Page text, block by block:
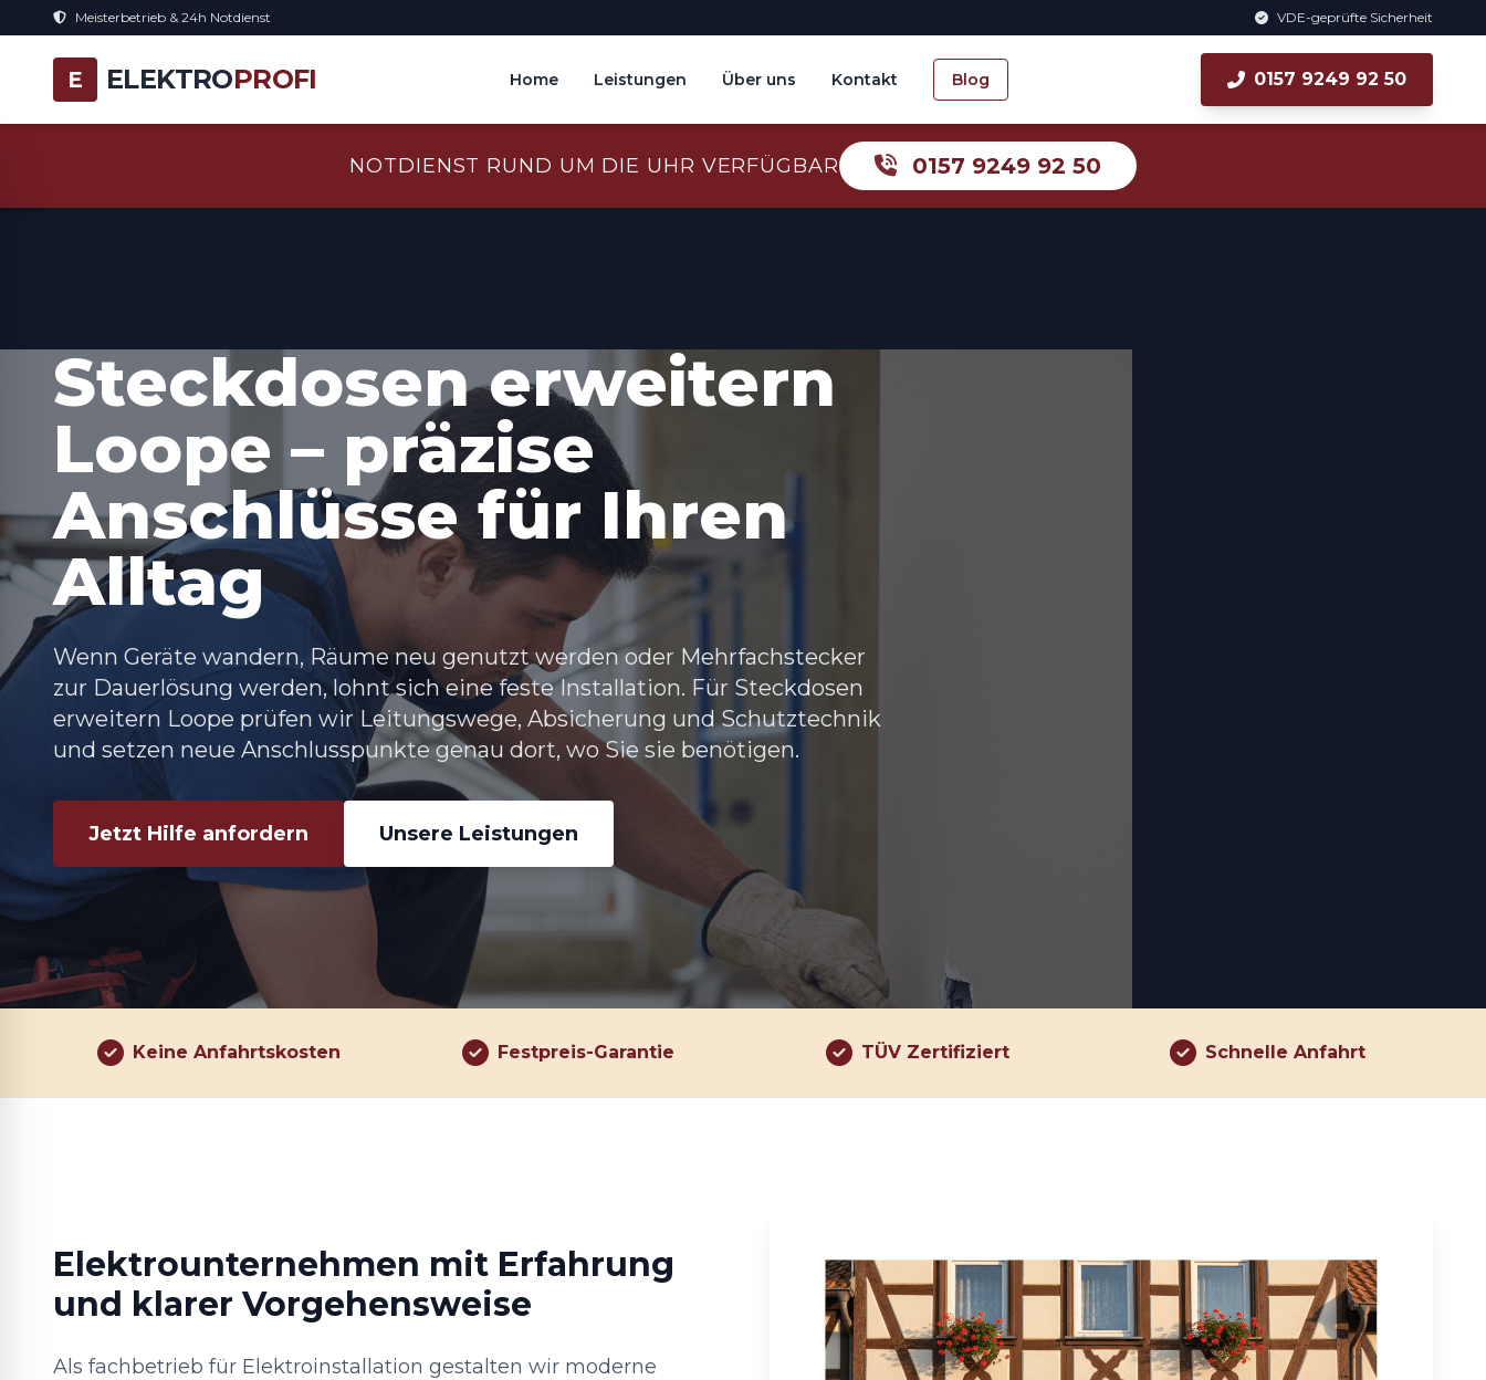
Meisterbetrieb & 24h Notdienst VDE-geprüfte Sicherheit
E ELEKTROPROFI Home Leistungen Über uns Kontakt Blog 0157 9249 92 50
NOTDIENST RUND UM DIE UHR VERFÜGBAR 0157 9249 92 50
Steckdosen erweitern
Loope – präzise
Anschlüsse für Ihren
Alltag
Wenn Geräte wandern, Räume neu genutzt werden oder Mehrfachstecker
zur Dauerlösung werden, lohnt sich eine feste Installation. Für Steckdosen
erweitern Loope prüfen wir Leitungswege, Absicherung und Schutztechnik
und setzen neue Anschlusspunkte genau dort, wo Sie sie benötigen.
Jetzt Hilfe anfordern Unsere Leistungen
Keine Anfahrtskosten Festpreis-Garantie TÜV Zertifiziert Schnelle Anfahrt
Elektrounternehmen mit Erfahrung
und klarer Vorgehensweise
Als fachbetrieb für Elektroinstallation gestalten wir moderne